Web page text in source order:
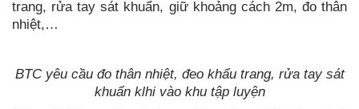
trang, rửa tay sát khuẩn, giữ khoảng cách 2m, đo thân
nhiệt,…
BTC yêu cầu đo thân nhiệt, đeo khẩu trang, rửa tay sát
khuẩn klhi vào khu tập luyện